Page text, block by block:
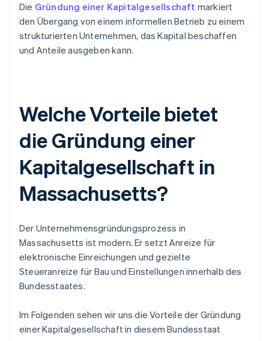
Die Gründung einer Kapitalgesellschaft markiert
den Übergang von einem informellen Betrieb zu einem
strukturierten Unternehmen, das Kapital beschaffen
und Anteile ausgeben kann.
Welche Vorteile bietet
die Gründung einer
Kapitalgesellschaft in
Massachusetts?
Der Unternehmensgründungsprozess in
Massachusetts ist modern. Er setzt Anreize für
elektronische Einreichungen und gezielte
Steueranreize für Bau und Einstellungen innerhalb des
Bundesstaates.
Im Folgenden sehen wir uns die Vorteile der Gründung
einer Kapitalgesellschaft in diesem Bundesstaat